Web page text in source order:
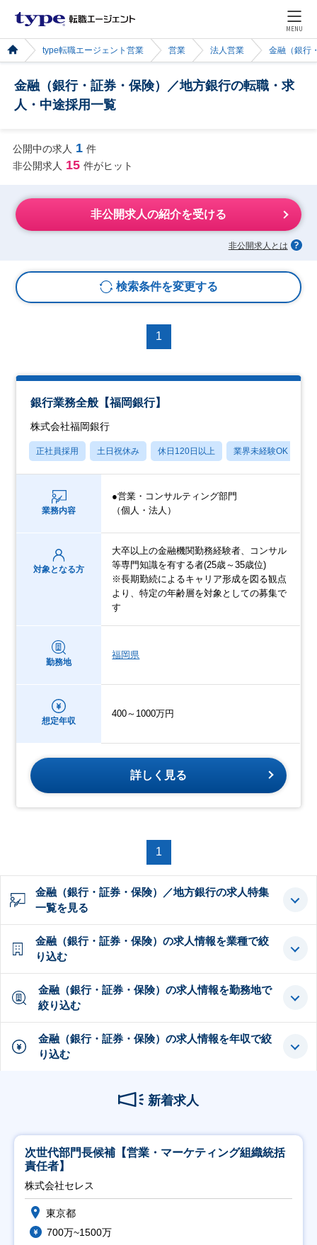
MENU
type転職エージェント営業 営業 法人営業 金融（銀行
金融（銀行・証券・保険）／地方銀行の転職・求
人・中途採用一覧
公開中の求人 1 件
非公開求人 15 件がヒット
非公開求人の紹介を受ける
非公開求人とは
検索条件を変更する
1
銀行業務全般【福岡銀行】
株式会社福岡銀行
正社員採用 土日祝休み 休日120日以上 業界未経験OK
業務内容
●営業・コンサルティング部門
（個人・法人）
対象となる方
大卒以上の金融機関勤務経験者、コンサル
等専門知識を有する者(25歳～35歳位)
※長期勤続によるキャリア形成を図る観点
より、特定の年齢層を対象としての募集で
す
勤務地
福岡県
想定年収
400～1000万円
詳しく見る
1
金融（銀行・証券・保険）／地方銀行の求人特集
一覧を見る
金融（銀行・証券・保険）の求人情報を業種で絞
り込む
金融（銀行・証券・保険）の求人情報を勤務地で
絞り込む
金融（銀行・証券・保険）の求人情報を年収で絞
り込む
新着求人
次世代部門長候補【営業・マーケティング組織統括
責任者】
株式会社セレス
東京都
700万~1500万